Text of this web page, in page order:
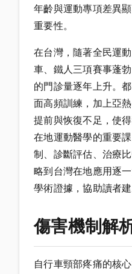
年齡與運動專項差異
重要性。
在台灣，隨著全民運
車、鐵人三項賽事蓬
的門診量逐年上升。
面高頻訓練，加上亞
提前與恢復不足，使
在地運動醫學的重要
制、診斷評估、治療
略到台灣在地應用逐
學術證據，協助讀者
傷害機制解
自行車頸部疼痛的核